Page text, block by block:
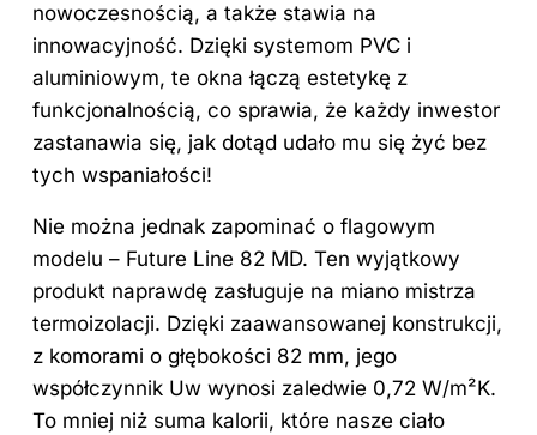
nowoczesnością, a także stawia na
innowacyjność. Dzięki systemom PVC i
aluminiowym, te okna łączą estetykę z
funkcjonalnością, co sprawia, że każdy inwestor
zastanawia się, jak dotąd udało mu się żyć bez
tych wspaniałości!
Nie można jednak zapominać o flagowym
modelu – Future Line 82 MD. Ten wyjątkowy
produkt naprawdę zasługuje na miano mistrza
termoizolacji. Dzięki zaawansowanej konstrukcji,
z komorami o głębokości 82 mm, jego
współczynnik Uw wynosi zaledwie 0,72 W/m²K.
To mniej niż suma kalorii, które nasze ciało